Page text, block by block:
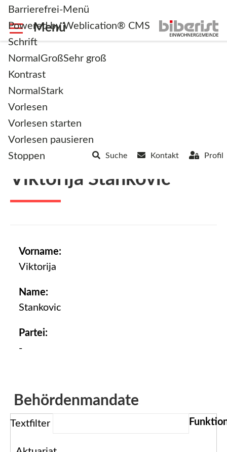
Barrierefrei-Menü
Powered by Weblication® CMS
Schrift
Normal GroßSehr groß
Kontrast
Normal Stark
Vorlesen
Vorlesen starten
Vorlesen pausieren
Stoppen
Profil
Kontakt
Suche
<< Zurück zur Übersicht
Details
Viktorija Stankovic
Vorname:
Viktorija
Name:
Stankovic
Partei:
-
Behördenmandate
Textfilter